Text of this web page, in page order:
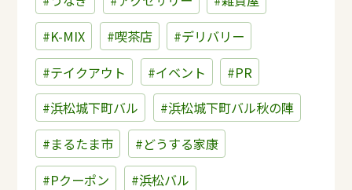
#K-MIX
#喫茶店
#デリバリー
#テイクアウト
#イベント
#PR
#浜松城下町バル
#浜松城下町バル秋の陣
#まるたま市
#どうする家康
#Pクーポン
#浜松バル